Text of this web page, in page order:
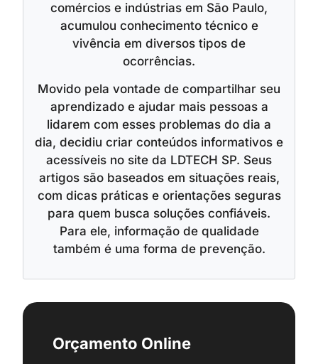
comércios e indústrias em São Paulo,
acumulou conhecimento técnico e
vivência em diversos tipos de
ocorrências.
Movido pela vontade de compartilhar seu
aprendizado e ajudar mais pessoas a
lidarem com esses problemas do dia a
dia, decidiu criar conteúdos informativos e
acessíveis no site da LDTECH SP. Seus
artigos são baseados em situações reais,
com dicas práticas e orientações seguras
para quem busca soluções confiáveis.
Para ele, informação de qualidade
também é uma forma de prevenção.
Orçamento Online